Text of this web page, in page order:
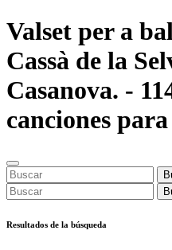
Valset per a
Cassà de la
Casanova. -
canciones
Resultados de la búsqueda